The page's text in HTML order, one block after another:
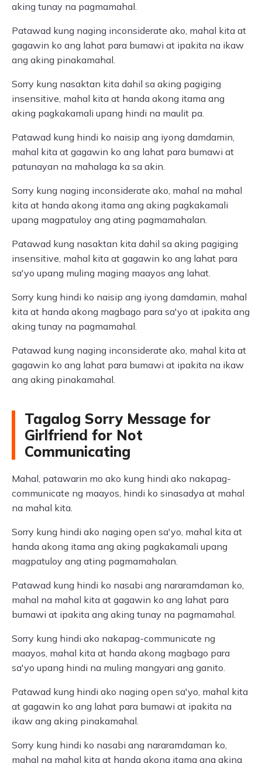
aking tunay na pagmamahal.
Patawad kung naging inconsiderate ako, mahal kita at
gagawin ko ang lahat para bumawi at ipakita na ikaw
ang aking pinakamahal.
Sorry kung nasaktan kita dahil sa aking pagiging
insensitive, mahal kita at handa akong itama ang
aking pagkakamali upang hindi na maulit pa.
Patawad kung hindi ko naisip ang iyong damdamin,
mahal kita at gagawin ko ang lahat para bumawi at
patunayan na mahalaga ka sa akin.
Sorry kung naging inconsiderate ako, mahal na mahal
kita at handa akong itama ang aking pagkakamali
upang magpatuloy ang ating pagmamahalan.
Patawad kung nasaktan kita dahil sa aking pagiging
insensitive, mahal kita at gagawin ko ang lahat para
sa'yo upang muling maging maayos ang lahat.
Sorry kung hindi ko naisip ang iyong damdamin, mahal
kita at handa akong magbago para sa'yo at ipakita ang
aking tunay na pagmamahal.
Patawad kung naging inconsiderate ako, mahal kita at
gagawin ko ang lahat para bumawi at ipakita na ikaw
ang aking pinakamahal.
Tagalog Sorry Message for
Girlfriend for Not
Communicating
Mahal, patawarin mo ako kung hindi ako nakapag-
communicate ng maayos, hindi ko sinasadya at mahal
na mahal kita.
Sorry kung hindi ako naging open sa'yo, mahal kita at
handa akong itama ang aking pagkakamali upang
magpatuloy ang ating pagmamahalan.
Patawad kung hindi ko nasabi ang nararamdaman ko,
mahal na mahal kita at gagawin ko ang lahat para
bumawi at ipakita ang aking tunay na pagmamahal.
Sorry kung hindi ako nakapag-communicate ng
maayos, mahal kita at handa akong magbago para
sa'yo upang hindi na muling mangyari ang ganito.
Patawad kung hindi ako naging open sa'yo, mahal kita
at gagawin ko ang lahat para bumawi at ipakita na
ikaw ang aking pinakamahal.
Sorry kung hindi ko nasabi ang nararamdaman ko,
mahal na mahal kita at handa akong itama ang aking